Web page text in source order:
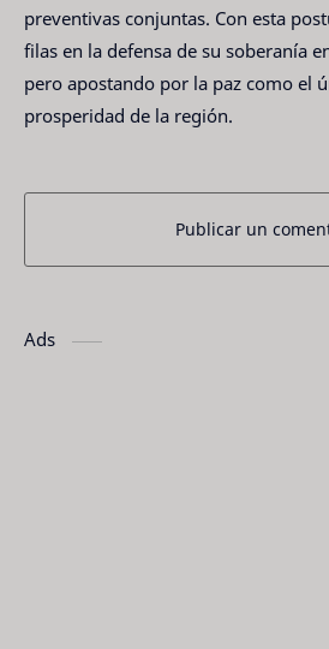
preventivas conjuntas. Con esta
filas en la defensa de su soberanía
pero apostando por la paz como el
prosperidad de la región.
Publicar un
Ads